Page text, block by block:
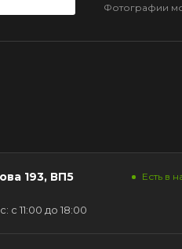
Фотографии
193, ВП5
с 11:00 до 18:00
Есть в